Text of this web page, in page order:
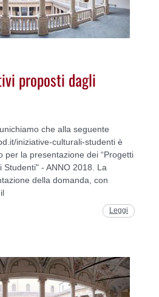
proposti dagli
che alla seguente
iniziative-culturali-studenti è
per la presentazione dei “Progetti
Studenti" - ANNO 2018. La
della domanda, con
Leggi